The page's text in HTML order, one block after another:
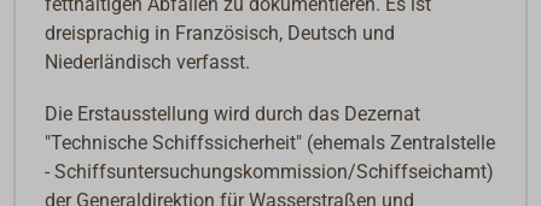
dreisprachig in Französisch, Deutsch und
Niederländisch verfasst.
Die Erstausstellung wird durch das Dezernat
"Technische Schiffssicherheit" (ehemals Zentralstelle
- Schiffsuntersuchungskommission/Schiffseichamt)
der Generaldirektion für Wasserstraßen und